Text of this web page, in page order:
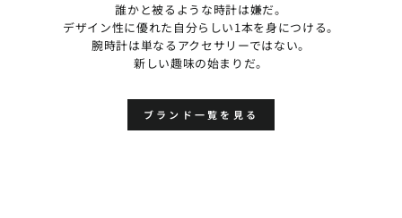
誰かと被るような時計は嫌だ。
デザイン性に優れた自分らしい1本を身につける。
腕時計は単なるアクセサリーではない。
新しい趣味の始まりだ。
ブランド一覧を見る